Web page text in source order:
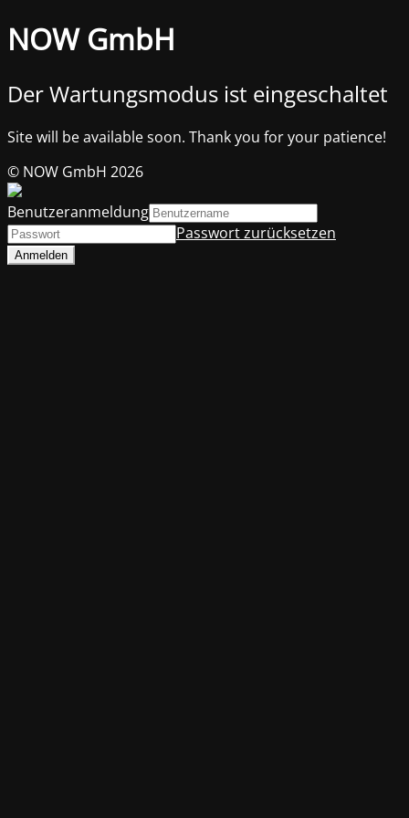
NOW GmbH
Der Wartungsmodus ist eingeschaltet
Site will be available soon. Thank you for your patience!
© NOW GmbH 2026
Benutzeranmeldung
Passwort zurücksetzen